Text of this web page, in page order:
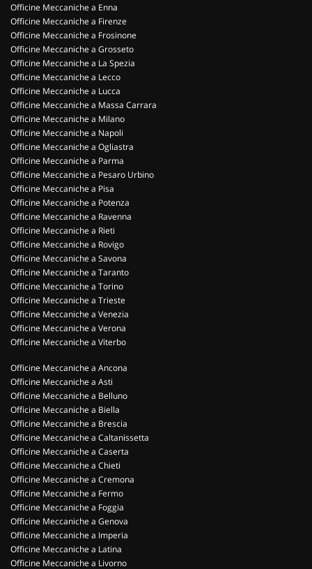
Officine Meccaniche a Enna
Officine Meccaniche a Firenze
Officine Meccaniche a Frosinone
Officine Meccaniche a Grosseto
Officine Meccaniche a La Spezia
Officine Meccaniche a Lecco
Officine Meccaniche a Lucca
Officine Meccaniche a Massa Carrara
Officine Meccaniche a Milano
Officine Meccaniche a Napoli
Officine Meccaniche a Ogliastra
Officine Meccaniche a Parma
Officine Meccaniche a Pesaro Urbino
Officine Meccaniche a Pisa
Officine Meccaniche a Potenza
Officine Meccaniche a Ravenna
Officine Meccaniche a Rieti
Officine Meccaniche a Rovigo
Officine Meccaniche a Savona
Officine Meccaniche a Taranto
Officine Meccaniche a Torino
Officine Meccaniche a Trieste
Officine Meccaniche a Venezia
Officine Meccaniche a Verona
Officine Meccaniche a Viterbo
Officine Meccaniche a Ancona
Officine Meccaniche a Asti
Officine Meccaniche a Belluno
Officine Meccaniche a Biella
Officine Meccaniche a Brescia
Officine Meccaniche a Caltanissetta
Officine Meccaniche a Caserta
Officine Meccaniche a Chieti
Officine Meccaniche a Cremona
Officine Meccaniche a Fermo
Officine Meccaniche a Foggia
Officine Meccaniche a Genova
Officine Meccaniche a Imperia
Officine Meccaniche a Latina
Officine Meccaniche a Livorno